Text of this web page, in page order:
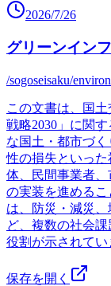
2026/7/26
グリーンイン
/sogoseisaku/
この文書は、国
戦略2030」に関
な国土・都市づ
性の損失といっ
体、民間事業者
の実装を進める
は、防災・減災
ど、複数の社会
役割が示されてい
保存を開く